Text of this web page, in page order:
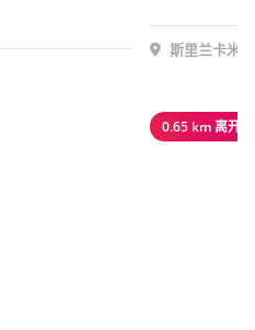
斯里兰卡米
0.65 km 离开